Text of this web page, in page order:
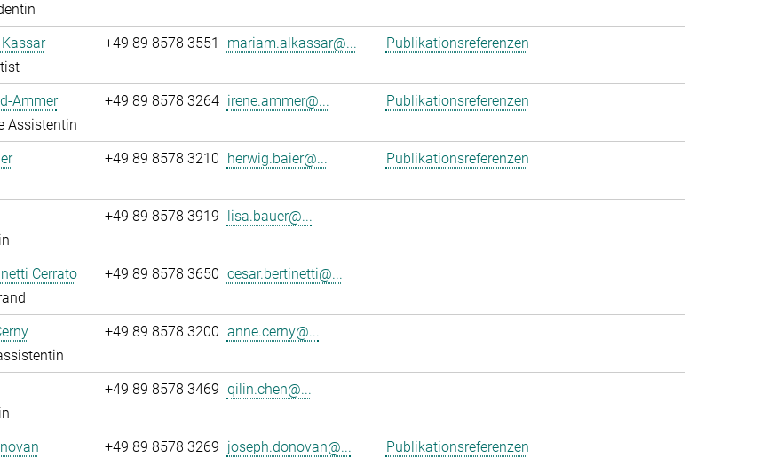
+49 89 8578 3551 mariam.alkassar@... Publikationsreferenzen
Ammer
Assistentin
+49 89 8578 3264 irene.ammer@... Publikationsreferenzen
+49 89 8578 3210 herwig.baier@... Publikationsreferenzen
+49 89 8578 3919 lisa.bauer@...
Cerrato
+49 89 8578 3650 cesar.bertinetti@...
+49 89 8578 3200 anne.cerny@...
+49 89 8578 3469 qilin.chen@...
+49 89 8578 3269 joseph.donovan@... Publikationsreferenzen